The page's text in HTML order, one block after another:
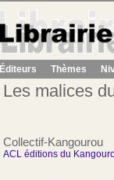
Éditeurs Thèmes
Les malices
Collectif-Kangourou
ACL éditions du